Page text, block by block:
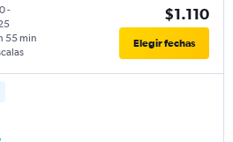
-
55 min
$1.110
Elegir fechas